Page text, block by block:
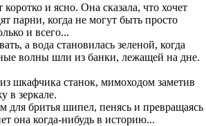
и ясно. Она сказала, что хочет
парни, когда не могут быть просто
и всего...
а вода становилась зеленой, когда
волны шли из банки, лежащей на дне.
шкафчика станок, мимоходом заметив
в зеркале.
для бритья шипел, пенясь и превращаясь
она когда-нибудь в историю...